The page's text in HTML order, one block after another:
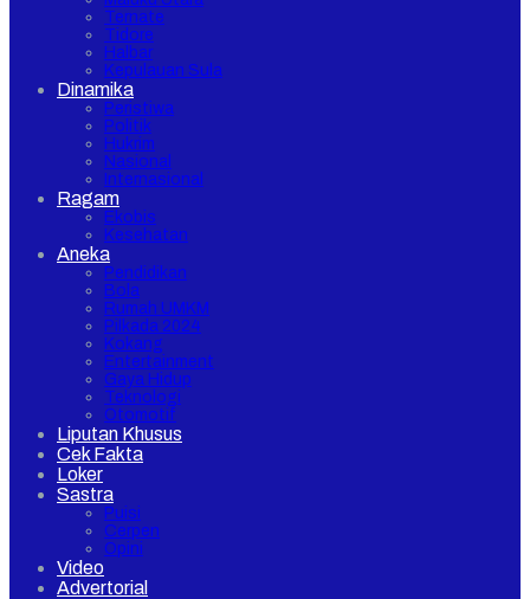
Ternate
Tidore
Halbar
Kepulauan Sula
Dinamika
Peristiwa
Politik
Hukrim
Nasional
Internasional
Ragam
Ekobis
Kesehatan
Aneka
Pendidikan
Bola
Rumah UMKM
Pilkada 2024
Kokang
Entertainment
Gaya Hidup
Teknologi
Otomotif
Liputan Khusus
Cek Fakta
Loker
Sastra
Puisi
Cerpen
Opini
Video
Advertorial